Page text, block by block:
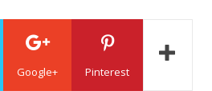
Google+ Pinterest